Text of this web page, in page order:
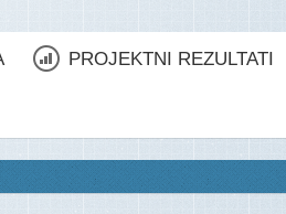
PROJEKTNI REZULTATI